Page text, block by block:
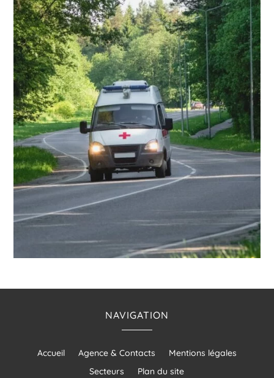
NAVIGATION
Accueil Agence & Contacts
Mentions légales
Secteurs
Plan du site